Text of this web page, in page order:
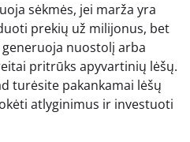
sėkmės, jei marža yra
prekių už milijonus, bet
nuostolį arba
pritrūks apyvartinių lėšų.
turėsite pakankamai lėšų
atlyginimus ir investuoti